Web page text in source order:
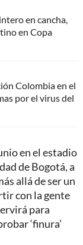
en cancha,
en Copa
Colombia en el
por el virus del
en el estadio
de Bogotá, a
allá de ser un
con la gente
para
‘finura’